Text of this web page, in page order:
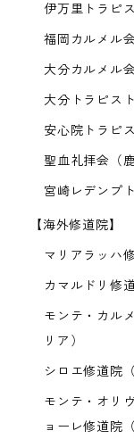
伊万里トラピ
福岡カルメル
大分カルメル
大分トラピスト
安心院トラピ
聖血礼拝会（鹿
宮崎レデンプ
【海外修道院】
マリアラッハ
カマルドリ修
モンテ・カル
リア）
シロエ修道院
モンテ・オリ
ョーレ修道院